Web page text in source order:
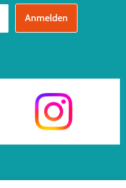
Anmelden